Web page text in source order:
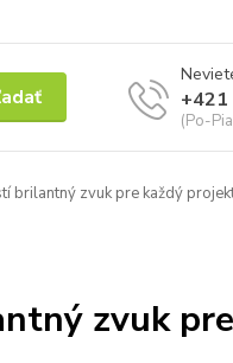
(Po-
brilantný zvuk pre každý
zvuk